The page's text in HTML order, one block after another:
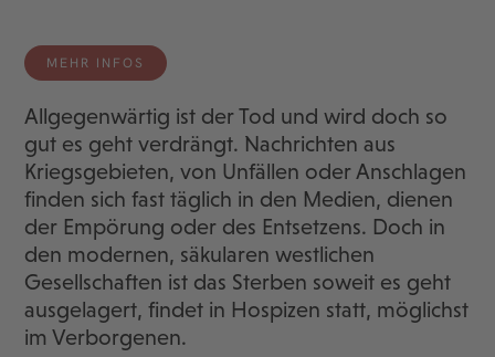
MEHR INFOS
Allgegenwärtig ist der Tod und wird doch so
gut es geht verdrängt. Nachrichten aus
Kriegsgebieten, von Unfällen oder Anschlagen
finden sich fast täglich in den Medien, dienen
der Empörung oder des Entsetzens. Doch in
den modernen, säkularen westlichen
Gesellschaften ist das Sterben soweit es geht
ausgelagert, findet in Hospizen statt, möglichst
im Verborgenen.